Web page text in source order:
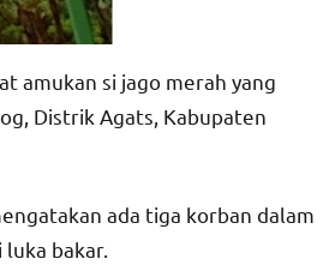
amukan si jago merah yang
Distrik Agats, Kabupaten
ada tiga korban dalam
bakar.